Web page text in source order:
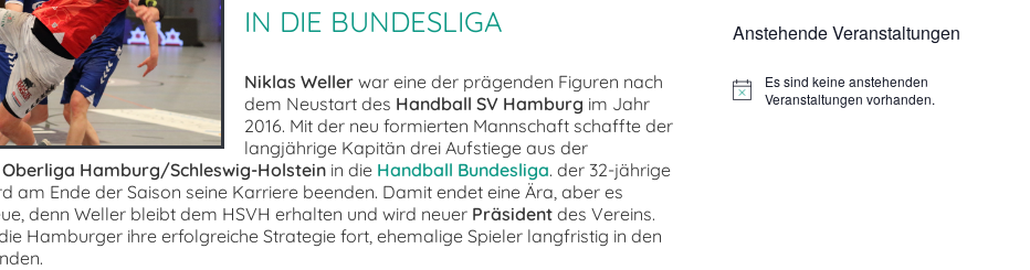
IN DIE BUNDESLIGA
Niklas Wellerwar eine der prägenden Figuren nach
dem Neustart des Handball SV Hamburg im Jahr
2016. Mit der neu formierten Mannschaft schaffte der
langjährige Kapitän drei Aufstiege aus der
Oberliga Hamburg/Schleswig-Holsteinin die Handball Bundesliga. der 32-jährige
am Ende der Saison seine Karriere beenden. Damit endet eine Ära, aber es
denn Weller bleibt dem HSVH erhalten und wird neuer Präsidentdes Vereins.
Hamburger ihre erfolgreiche Strategie fort, ehemalige Spieler langfristig in den
Anstehende Veranstaltungen
Hinweis
Es sind keine anstehenden
Veranstaltungen vorhanden.